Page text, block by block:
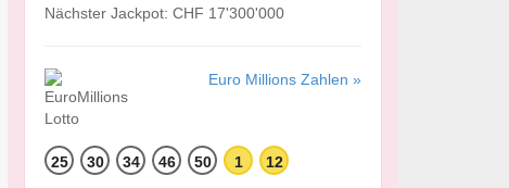
Nächster Jackpot: CHF 17'300'000
Euro Millions Zahlen »
25 30 34 46 50 1 12